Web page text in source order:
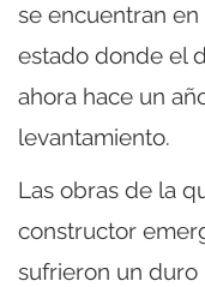
se encuentran
estado donde el
ahora hace un
levantamiento.
Las obras de la
constructor
sufrieron un duro